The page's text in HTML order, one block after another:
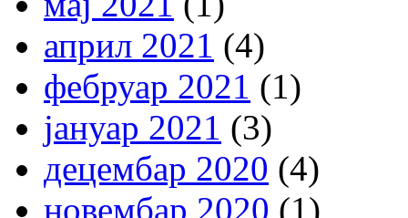
април 2021 (4)
фебруар 2021 (1)
јануар 2021 (3)
децембар 2020 (4)
новембар 2020 (1)